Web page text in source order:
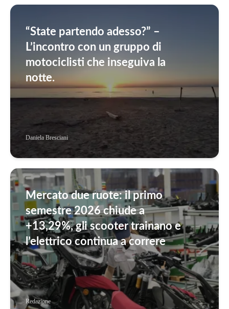
“State partendo adesso?” –
L’incontro con un gruppo di
motociclisti che inseguiva la
notte.
Daniela Bresciani
Mercato due ruote: il primo
semestre 2026 chiude a
+13,29%, gli scooter trainano e
l’elettrico continua a correre
Redazione